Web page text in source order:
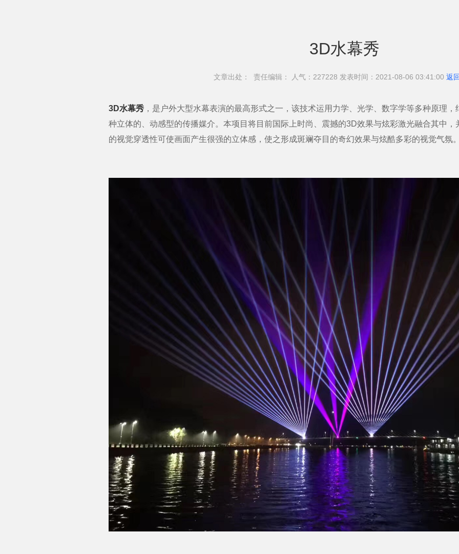
3D水幕秀
文章出处： 责任编辑： 人气：227228 发表时间：2021-08-06 03:41:00 返
3D水幕秀 ，是户外大型水幕表演的最高形式之一，该技术运用力学、光学、数字学等多种原理
种立体的、动感型的传播媒介。本项目将目前国际上时尚、震撼的3D效果与炫彩激光融合其中
的视觉穿透性可使画面产生很强的立体感，使之形成斑斓夺目的奇幻效果与炫酷多彩的视觉气氛